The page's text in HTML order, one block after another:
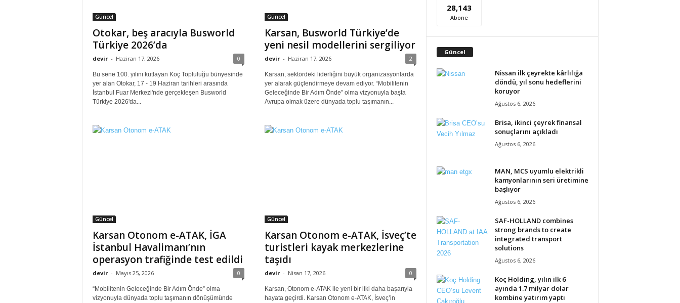
Güncel
Otokar, beş aracıyla Busworld
Türkiye 2026’da
devir - Haziran 17, 2026 0
Bu sene 100. yılını kutlayan Koç Topluluğu bünyesinde
yer alan Otokar, 17 - 19 Haziran tarihleri arasında
İstanbul Fuar Merkezi'nde gerçekleşen Busworld
Türkiye 2026'da...
Güncel
Karsan, Busworld Türkiye’de
yeni nesil modellerini sergiliyor
devir - Haziran 17, 2026 2
Karsan, sektördeki liderliğini büyük organizasyonlarda
yer alarak güçlendirmeye devam ediyor. “Mobilitenin
Geleceğinde Bir Adım Önde” olma vizyonuyla başta
Avrupa olmak üzere dünyada toplu taşımanın...
Güncel
Karsan Otonom e-ATAK, İGA
İstanbul Havalimanı’nın
operasyon trafiğinde test edildi
devir - Mayıs 25, 2026 0
“Mobilitenin Geleceğinde Bir Adım Önde” olma
vizyonuyla dünyada toplu taşımanın dönüşümünde
Güncel
Karsan Otonom e-ATAK, İsveç’te
turistleri kayak merkezlerine
taşıdı
devir - Nisan 17, 2026 0
Karsan, Otonom e-ATAK ile yeni bir ilki daha başarıyla
hayata geçirdi. Karsan Otonom e-ATAK, İsveç’in
28,143
Abone
Güncel
Nissan ilk çeyrekte kârlılığa
döndü, yıl sonu hedeflerini
koruyor
Ağustos 6, 2026
Brisa, ikinci çeyrek finansal
sonuçlarını açıkladı
Ağustos 6, 2026
MAN, MCS uyumlu elektrikli
kamyonlarının seri üretimine
başlıyor
Ağustos 6, 2026
SAF-HOLLAND combines
strong brands to create
integrated transport
solutions
Ağustos 6, 2026
Koç Holding, yılın ilk 6
ayında 1.7 milyar dolar
kombine yatırım yaptı